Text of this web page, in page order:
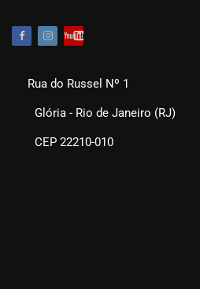
Rua do Russel Nº 1
Glória - Rio de Janeiro (RJ)
CEP 22210-010